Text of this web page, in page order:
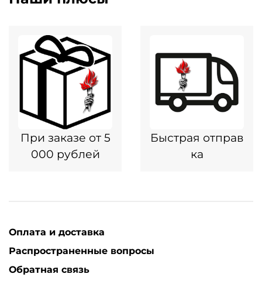
При заказе от 5
000 рублей
Быстрая отправ
ка
Оплата и доставка
Распространенные вопросы
Обратная связь